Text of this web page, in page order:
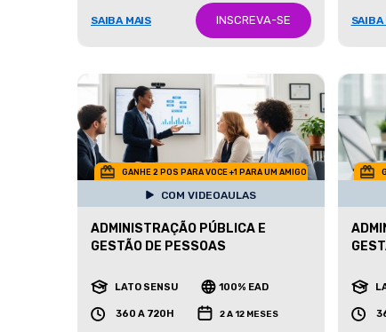
SAIBA MAIS INSCREVA-SE SAIBA
GANHE 2 POS PARA VOCE +1 PARA UM AMIGO
COM VIDEOAULAS
ADMINISTRAÇÃO PÚBLICA E
GESTÃO DE PESSOAS
LATO SENSU 100% EAD
360 A 720H 2 A 12 MESES